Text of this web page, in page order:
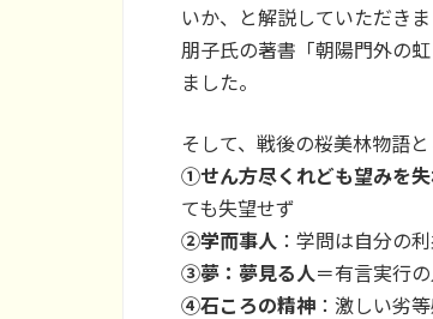
いか、と解説していただき
朋子氏の著書「朝陽門外の
ました。
そして、戦後の桜美林物語
①せん方尽くれども望みを
ても失望せず
②学而事人 ：学問は自分の
③夢：夢見る人＝有言実行の
④石ころの精神 ：激しい劣